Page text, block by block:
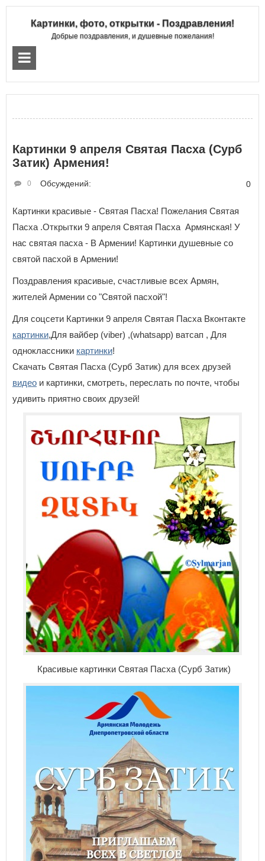
Картинки, фото, открытки - Поздравления!
Добрые поздравления, и душевные пожелания!
Картинки 9 апреля Святая Пасха (Сурб
Затик) Армения!
Обсуждений:
0 0
Картинки красивые - Святая Пасха! Пожелания Святая
Пасха .Открытки 9 апреля Святая Пасха Армянская! У
нас святая пасха - В Армении! Картинки душевные со
святой пасхой в Армении!
Поздравления красивые, счастливые всех Армян,
жителей Армении со "Святой пасхой"!
Для соцсети Картинки 9 апреля Святая Пасха Вконтакте
картинки,Для вайбер (viber) ,(whatsapp) ватсап , Для
одноклассники картинки!
Скачать Святая Пасха (Сурб Затик) для всех друзей
видео и картинки, смотреть, переслать по почте, чтобы
удивить приятно своих друзей!
Красивые картинки Святая Пасха (Сурб Затик)